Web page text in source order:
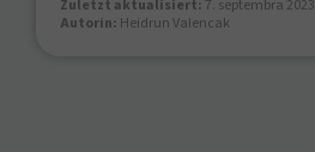
Zuletzt aktualisiert: 7. septembra 2023
Autorin: Heidrun Valencak